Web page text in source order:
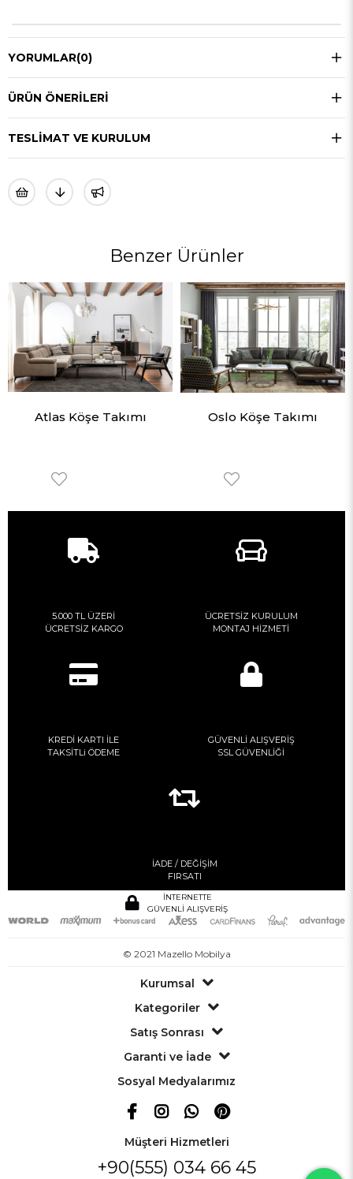
YORUMLAR(0)
ÜRÜN ÖNERILERI
TESLIMAT VE KURULUM
Benzer Ürünler
Atlas Köşe Takımı Oslo Köşe Takımı
5.000 TL ÜZERİ
ÜCRETSİZ KARGO
ÜCRETSİZ KURULUM
MONTAJ HİZMETİ
KREDİ KARTI İLE
TAKSİTLi ÖDEME
GÜVENLİ ALIŞVERİŞ
SSL GÜVENLİĞİ
İADE / DEĞİŞİM
FIRSATI
İNTERNETTE
GÜVENLİ ALIŞVERİŞ
© 2021 Mazello Mobilya
Kurumsal
Kategoriler
Satış Sonrası
Garanti ve İade
Sosyal Medyalarımız
Müşteri Hizmetleri
+90(555) 034 66 45